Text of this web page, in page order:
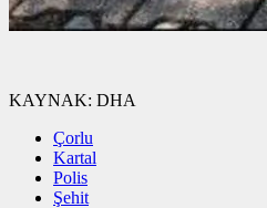
KAYNAK: DHA
Çorlu
Kartal
Polis
Şehit